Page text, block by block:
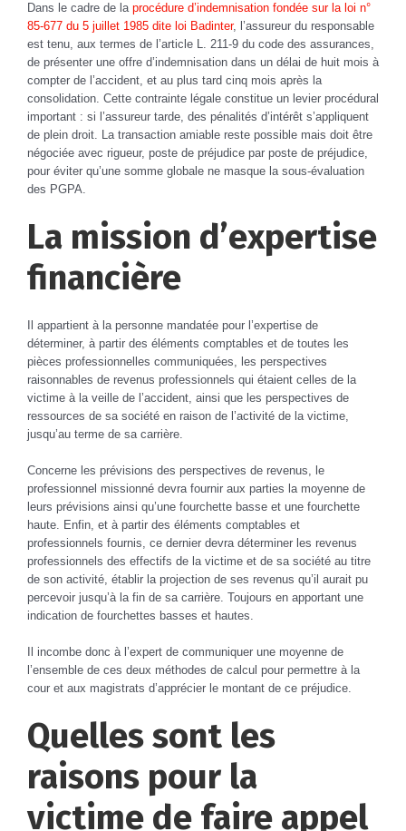
Dans le cadre de la procédure d’indemnisation fondée sur la loi n°
85-677 du 5 juillet 1985 dite loi Badinter, l’assureur du responsable
est tenu, aux termes de l’article L. 211-9 du code des assurances,
de présenter une offre d’indemnisation dans un délai de huit mois à
compter de l’accident, et au plus tard cinq mois après la
consolidation. Cette contrainte légale constitue un levier procédural
important : si l’assureur tarde, des pénalités d’intérêt s’appliquent
de plein droit. La transaction amiable reste possible mais doit être
négociée avec rigueur, poste de préjudice par poste de préjudice,
pour éviter qu’une somme globale ne masque la sous-évaluation
des PGPA.
La mission d’expertise
financière
Il appartient à la personne mandatée pour l’expertise de
déterminer, à partir des éléments comptables et de toutes les
pièces professionnelles communiquées, les perspectives
raisonnables de revenus professionnels qui étaient celles de la
victime à la veille de l’accident, ainsi que les perspectives de
ressources de sa société en raison de l’activité de la victime,
jusqu’au terme de sa carrière.
Concerne les prévisions des perspectives de revenus, le
professionnel missionné devra fournir aux parties la moyenne de
leurs prévisions ainsi qu’une fourchette basse et une fourchette
haute. Enfin, et à partir des éléments comptables et
professionnels fournis, ce dernier devra déterminer les revenus
professionnels des effectifs de la victime et de sa société au titre
de son activité, établir la projection de ses revenus qu’il aurait pu
percevoir jusqu’à la fin de sa carrière. Toujours en apportant une
indication de fourchettes basses et hautes.
Il incombe donc à l’expert de communiquer une moyenne de
l’ensemble de ces deux méthodes de calcul pour permettre à la
cour et aux magistrats d’apprécier le montant de ce préjudice.
Quelles sont les
raisons pour la
victime de faire appel